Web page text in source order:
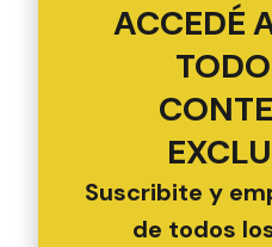
ACCEDÉ
Suscribite y
de todos